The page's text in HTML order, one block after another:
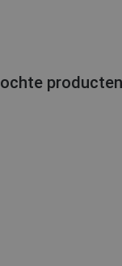
producten